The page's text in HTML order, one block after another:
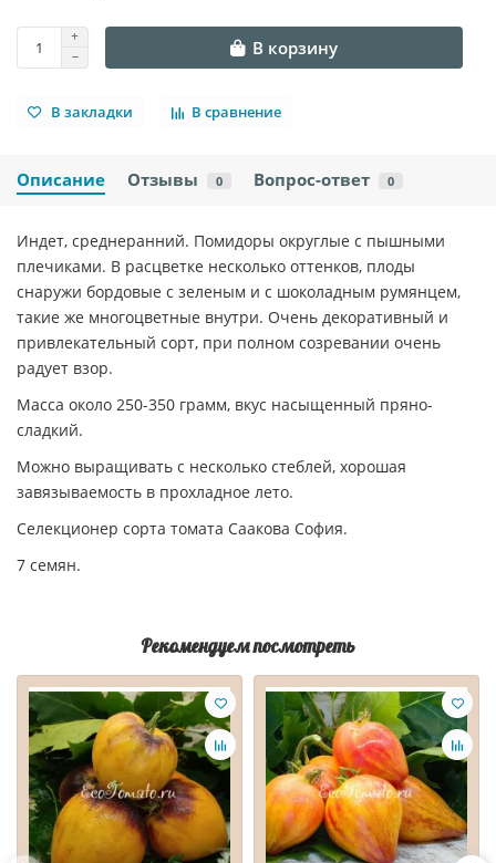
В корзину
В закладки В сравнение
Описание Отзывы 0 Вопрос-ответ 0
Индет, среднеранний. Помидоры округлые с пышными
плечиками. В расцветке несколько оттенков, плоды
снаружи бордовые с зеленым и с шоколадным румянцем,
такие же многоцветные внутри. Очень декоративный и
привлекательный сорт, при полном созревании очень
радует взор.
Масса около 250-350 грамм, вкус насыщенный пряно-
сладкий.
Можно выращивать с несколько стеблей, хорошая
завязываемость в прохладное лето.
Селекционер сорта томата Саакова София.
7 семян.
Рекомендуем посмотреть